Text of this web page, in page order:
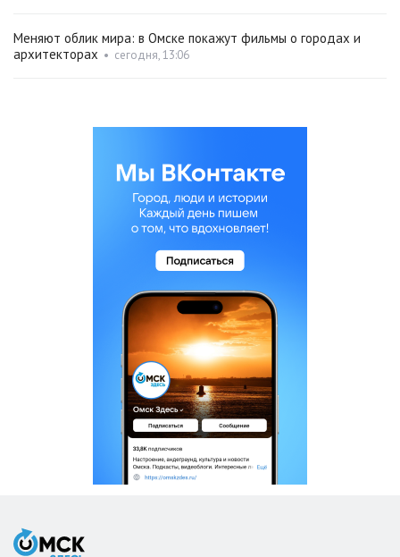
Меняют облик мира: в Омске покажут фильмы о городах и
архитекторах • сегодня, 13:06